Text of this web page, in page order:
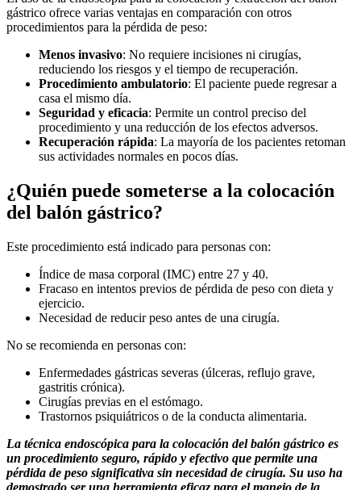
gástrico ofrece varias ventajas en comparación con otros
procedimientos para la pérdida de peso:
Menos invasivo: No requiere incisiones ni cirugías,
reduciendo los riesgos y el tiempo de recuperación.
Procedimiento ambulatorio: El paciente puede regresar a
casa el mismo día.
Seguridad y eficacia: Permite un control preciso del
procedimiento y una reducción de los efectos adversos.
Recuperación rápida: La mayoría de los pacientes retoman
sus actividades normales en pocos días.
¿Quién puede someterse a la colocación
del balón gástrico?
Este procedimiento está indicado para personas con:
Índice de masa corporal (IMC) entre 27 y 40.
Fracaso en intentos previos de pérdida de peso con dieta y
ejercicio.
Necesidad de reducir peso antes de una cirugía.
No se recomienda en personas con:
Enfermedades gástricas severas (úlceras, reflujo grave,
gastritis crónica).
Cirugías previas en el estómago.
Trastornos psiquiátricos o de la conducta alimentaria.
La técnica endoscópica para la colocación del balón gástrico es
un procedimiento seguro, rápido y efectivo que permite una
pérdida de peso significativa sin necesidad de cirugía. Su uso ha
demostrado ser una herramienta eficaz para el manejo de la